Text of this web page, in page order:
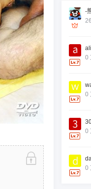
-
0
0
0
0